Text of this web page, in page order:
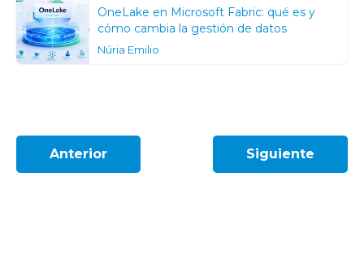
OneLake en Microsoft Fabric: qué es y
cómo cambia la gestión de datos
Núria Emilio
Anterior Siguiente